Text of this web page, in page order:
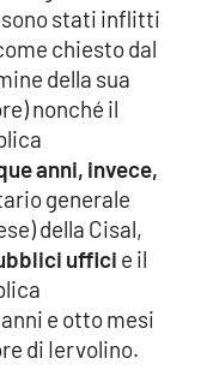
sono stati inflitti
chiesto dal
della sua
nonché il
anni, invece,
generale
della Cisal,
uffici e il
e otto mesi
di Iervolino.